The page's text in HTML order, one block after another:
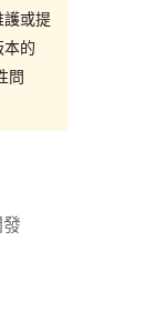
護或提
本的
問
發